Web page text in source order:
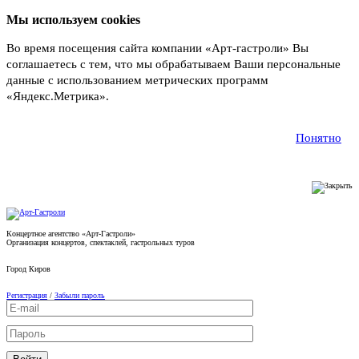
Мы используем cookies
Во время посещения сайта компании «Арт-гастроли» Вы
соглашаетесь с тем, что мы обрабатываем Ваши персональные
данные с использованием метрических программ
«Яндекс.Метрика».
Понятно
Концертное агентство «Арт-Гастроли»
Организация концертов, спектаклей, гастрольных туров
Город Киров
Регистрация / Забыли пароль